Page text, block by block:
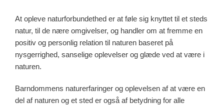
At opleve naturforbundethed er at føle sig knyttet til et steds
natur, til de nære omgivelser, og handler om at fremme en
positiv og personlig relation til naturen baseret på
nysgerrighed, sanselige oplevelser og glæde ved at være i
naturen.
Barndommens naturerfaringer og oplevelsen af at være en
del af naturen og et sted er også af betydning for alle